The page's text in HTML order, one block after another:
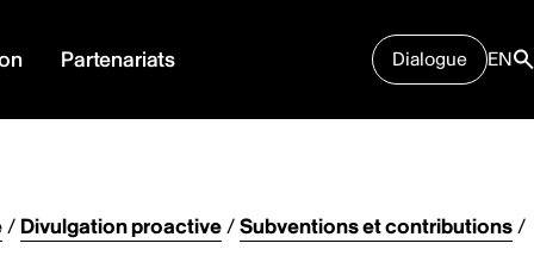
Partenariats Dialogue EN
/ Divulgation proactive/Subventions et contributions/